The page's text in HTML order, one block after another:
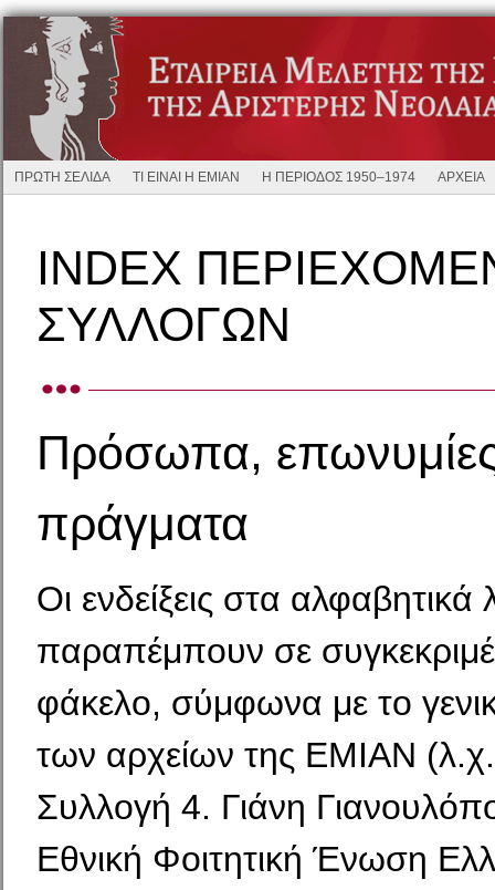
ΠΡΩΤΗ ΣΕΛΙΔΑ ΤΙ ΕΙΝΑΙ Η ΕΜΙΑΝ Η ΠΕΡΙΟΔΟΣ 1950–1974 ΑΡΧΕΙΑ
INDEX
ΣΥΛΛΟΓΩΝ
Πρόσωπα,
πράγματα
Οι ενδείξεις στα
παραπέμπουν σε
φάκελο, σύμφωνα με το
των αρχείων της ΕΜΙΑΝ
Συλλογή 4. Γιάνη
Εθνική Φοιτητική Ένωση